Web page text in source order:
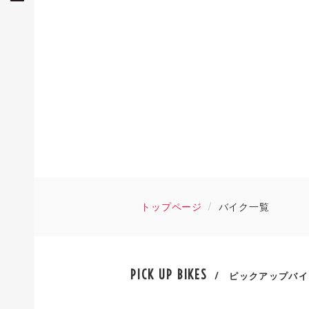
トップページ バイク一覧
PICK UP BIKES / ピックアップバ